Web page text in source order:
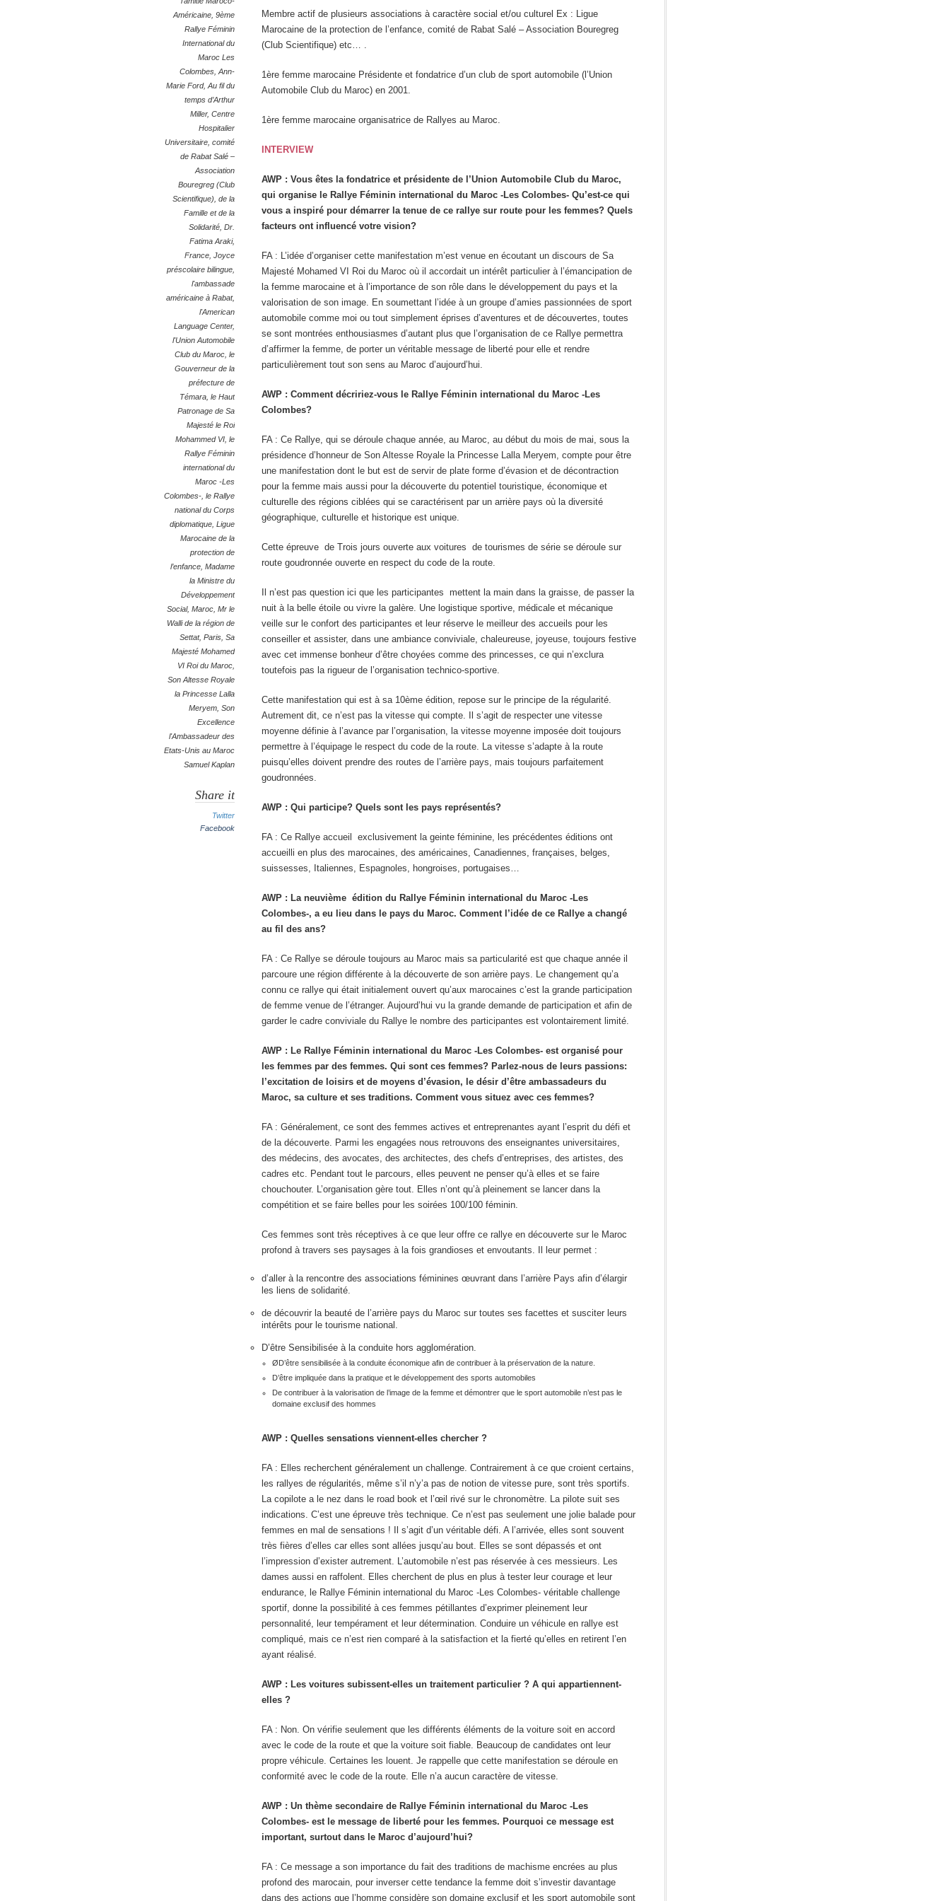
Américaine 9ème
Rallye Féminin
International du
Maroc Les
Colombes Ann-
Marie Ford, Au fil du
temps d’Arthur
Miller, Centre
Hospitalier
Universitaire comité
de Rabat Salé –
Association
Bouregreg (Club
Scientifique) de la
Famille et de la
Solidarité Dr.
Fatima Araki,
France Joyce
préscolaire bilingue
l'ambassade
américaine à Rabat,
l'American
Language Center,
l'Union Automobile
Club du Maroc le
Gouverneur de la
préfecture de
Témara le Haut
Patronage de Sa
Majesté le Roi
Mohammed VI le
Rallye Féminin
international du
Maroc -Les
Colombes- le Rallye
national du Corps
diplomatique Ligue
Marocaine de la
protection de
l’enfance Madame
la Ministre du
Développement
Social, Maroc Mr le
Walli de la région de
Settat, Paris Sa
Majesté Mohamed
VI Roi du Maroc
Son Altesse Royale
la Princesse Lalla
Meryem Son
Excellence
l'Ambassadeur des
Etats-Unis au Maroc
Samuel Kaplan
Share it
Twitter
Facebook
Membre actif de plusieurs associations à caractère social et/ou culturel Ex : Ligue
Marocaine de la protection de l’enfance, comité de Rabat Salé – Association Bouregreg
(Club Scientifique) etc… .
1ère femme marocaine Présidente et fondatrice d’un club de sport automobile (l’Union
Automobile Club du Maroc) en 2001.
1ère femme marocaine organisatrice de Rallyes au Maroc.
INTERVIEW
AWP : Vous êtes la fondatrice et présidente de l’Union Automobile Club du Maroc,
qui organise le Rallye Féminin international du Maroc -Les Colombes- Qu’est-ce qui
vous a inspiré pour démarrer la tenue de ce rallye sur route pour les femmes? Quels
facteurs ont influencé votre vision?
FA : L’idée d’organiser cette manifestation m’est venue en écoutant un discours de Sa
Majesté Mohamed VI Roi du Maroc où il accordait un intérêt particulier à l’émancipation de
la femme marocaine et à l’importance de son rôle dans le développement du pays et la
valorisation de son image. En soumettant l’idée à un groupe d’amies passionnées de sport
automobile comme moi ou tout simplement éprises d’aventures et de découvertes, toutes
se sont montrées enthousiasmes d’autant plus que l’organisation de ce Rallye permettra
d’affirmer la femme, de porter un véritable message de liberté pour elle et rendre
particulièrement tout son sens au Maroc d’aujourd’hui.
AWP : Comment décririez-vous le Rallye Féminin international du Maroc -Les
Colombes?
FA : Ce Rallye, qui se déroule chaque année, au Maroc, au début du mois de mai, sous la
présidence d’honneur de Son Altesse Royale la Princesse Lalla Meryem, compte pour être
une manifestation dont le but est de servir de plate forme d’évasion et de décontraction
pour la femme mais aussi pour la découverte du potentiel touristique, économique et
culturelle des régions ciblées qui se caractérisent par un arrière pays où la diversité
géographique, culturelle et historique est unique.
Cette épreuve de Trois jours ouverte aux voitures de tourismes de série se déroule sur
route goudronnée ouverte en respect du code de la route.
Il n’est pas question ici que les participantes mettent la main dans la graisse, de passer la
nuit à la belle étoile ou vivre la galère. Une logistique sportive, médicale et mécanique
veille sur le confort des participantes et leur réserve le meilleur des accueils pour les
conseiller et assister, dans une ambiance conviviale, chaleureuse, joyeuse, toujours festive
avec cet immense bonheur d’être choyées comme des princesses, ce qui n’exclura
toutefois pas la rigueur de l’organisation technico-sportive.
Cette manifestation qui est à sa 10ème édition, repose sur le principe de la régularité.
Autrement dit, ce n’est pas la vitesse qui compte. Il s’agit de respecter une vitesse
moyenne définie à l’avance par l’organisation, la vitesse moyenne imposée doit toujours
permettre à l’équipage le respect du code de la route. La vitesse s’adapte à la route
puisqu’elles doivent prendre des routes de l’arrière pays, mais toujours parfaitement
goudronnées.
AWP : Qui participe? Quels sont les pays représentés?
FA : Ce Rallye accueil exclusivement la geinte féminine, les précédentes éditions ont
accueilli en plus des marocaines, des américaines, Canadiennes, françaises, belges,
suissesses, Italiennes, Espagnoles, hongroises, portugaises…
AWP : La neuvième édition du Rallye Féminin international du Maroc -Les
Colombes-, a eu lieu dans le pays du Maroc. Comment l’idée de ce Rallye a changé
au fil des ans?
FA : Ce Rallye se déroule toujours au Maroc mais sa particularité est que chaque année il
parcoure une région différente à la découverte de son arrière pays. Le changement qu’a
connu ce rallye qui était initialement ouvert qu’aux marocaines c’est la grande participation
de femme venue de l’étranger. Aujourd’hui vu la grande demande de participation et afin de
garder le cadre conviviale du Rallye le nombre des participantes est volontairement limité.
AWP : Le Rallye Féminin international du Maroc -Les Colombes- est organisé pour
les femmes par des femmes. Qui sont ces femmes? Parlez-nous de leurs passions:
l’excitation de loisirs et de moyens d’évasion, le désir d’être ambassadeurs du
Maroc, sa culture et ses traditions. Comment vous situez avec ces femmes?
FA : Généralement, ce sont des femmes actives et entreprenantes ayant l’esprit du défi et
de la découverte. Parmi les engagées nous retrouvons des enseignantes universitaires,
des médecins, des avocates, des architectes, des chefs d’entreprises, des artistes, des
cadres etc. Pendant tout le parcours, elles peuvent ne penser qu’à elles et se faire
chouchouter. L’organisation gère tout. Elles n’ont qu’à pleinement se lancer dans la
compétition et se faire belles pour les soirées 100/100 féminin.
Ces femmes sont très réceptives à ce que leur offre ce rallye en découverte sur le Maroc
profond à travers ses paysages à la fois grandioses et envoutants. Il leur permet :
d’aller à la rencontre des associations féminines œuvrant dans l’arrière Pays afin d’élargir
les liens de solidarité.
de découvrir la beauté de l’arrière pays du Maroc sur toutes ses facettes et susciter leurs
intérêts pour le tourisme national.
D’être Sensibilisée à la conduite hors agglomération.
ØD’être sensibilisée à la conduite économique afin de contribuer à la préservation de la nature.
D’être impliquée dans la pratique et le développement des sports automobiles
De contribuer à la valorisation de l’image de la femme et démontrer que le sport automobile n’est pas le
domaine exclusif des hommes
AWP : Quelles sensations viennent-elles chercher ?
FA : Elles recherchent généralement un challenge. Contrairement à ce que croient certains,
les rallyes de régularités, même s’il n’y’a pas de notion de vitesse pure, sont très sportifs.
La copilote a le nez dans le road book et l’œil rivé sur le chronomètre. La pilote suit ses
indications. C’est une épreuve très technique. Ce n’est pas seulement une jolie balade pour
femmes en mal de sensations ! Il s’agit d’un véritable défi. A l’arrivée, elles sont souvent
très fières d’elles car elles sont allées jusqu’au bout. Elles se sont dépassés et ont
l’impression d’exister autrement. L’automobile n’est pas réservée à ces messieurs. Les
dames aussi en raffolent. Elles cherchent de plus en plus à tester leur courage et leur
endurance, le Rallye Féminin international du Maroc -Les Colombes- véritable challenge
sportif, donne la possibilité à ces femmes pétillantes d’exprimer pleinement leur
personnalité, leur tempérament et leur détermination. Conduire un véhicule en rallye est
compliqué, mais ce n’est rien comparé à la satisfaction et la fierté qu’elles en retirent l’en
ayant réalisé.
AWP : Les voitures subissent-elles un traitement particulier ? A qui appartiennent-
elles ?
FA : Non. On vérifie seulement que les différents éléments de la voiture soit en accord
avec le code de la route et que la voiture soit fiable. Beaucoup de candidates ont leur
propre véhicule. Certaines les louent. Je rappelle que cette manifestation se déroule en
conformité avec le code de la route. Elle n’a aucun caractère de vitesse.
AWP : Un thème secondaire de Rallye Féminin international du Maroc -Les
Colombes- est le message de liberté pour les femmes. Pourquoi ce message est
important, surtout dans le Maroc d’aujourd’hui?
FA : Ce message a son importance du fait des traditions de machisme encrées au plus
profond des marocain, pour inverser cette tendance la femme doit s’investir davantage
dans des actions que l’homme considère son domaine exclusif et les sport automobile sont